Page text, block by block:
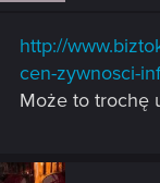
:
http://
cen-zywnosci-
Może to trochę